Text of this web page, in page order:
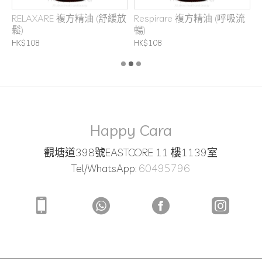
RELAXARE 複方精油 (舒緩放
鬆)
HK$108
Respirare 複方精油 (呼吸流
暢)
HK$108
Happy Cara
觀塘道398號EASTCORE 11 樓1139室
Tel/WhatsApp: 60495796